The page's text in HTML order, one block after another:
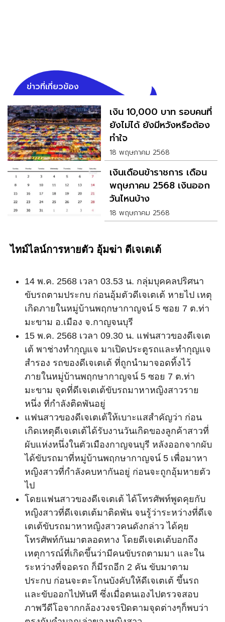
ข่าวที่เกี่ยวข้อง
เงิน 10,000 บาท รอบคนที่
ยังไม่ได้ ยังมีหวังหรือต้อง
ทำใจ
18 พฤษภาคม 2568
เงินเดือนข้าราชการ เดือน
พฤษภาคม 2568 เงินออก
วันไหนบ้าง
18 พฤษภาคม 2568
ไทม์ไลน์การหายตัว อุ้มฆ่า ดีเจเตเต้
14 พ.ค. 2568 เวลา 03.53 น. กลุ่มบุคคลปริศนา
ขับรถตามประกบ ก่อนอุ้มตัวดีเจเตเต้ หายไป เหตุ
เกิดภายในหมู่บ้านพฤกษากาญจน์ 5 ซอย 7 ต.ท่า
มะขาม อ.เมือง จ.กาญจนบุรี
15 พ.ค. 2568 เวลา 09.30 น. แฟนสาวของดีเจเต
เต้ พาช่างทำกุญแจ มาเปิดประตูรถและทำกุญแจ
สำรอง รถของดีเจเตเต้ ที่ถูกนำมาจอดทิ้งไว้
ภายในหมู่บ้านพฤกษากาญจน์ 5 ซอย 7 ต.ท่า
มะขาม จุดที่ดีเจเตเต้ขับรถมาหาหญิงสาวราย
หนึ่ง ที่กำลังติดพันอยู่
แฟนสาวของดีเจเตเต้ให้เบาะแสสำคัญว่า ก่อน
เกิดเหตุดีเจเตเต้ได้รับงานวันเกิดของลูกค้าสาวที่
ผับแห่งหนึ่งในตัวเมืองกาญจนบุรี หลังออกจากผับ
ได้ขับรถมาที่หมู่บ้านพฤกษากาญจน์ 5 เพื่อมาหา
หญิงสาวที่กำลังคบหากันอยู่ ก่อนจะถูกอุ้มหายตัว
ไป
โดยแฟนสาวของดีเจเตเต้ ได้โทรศัพท์พูดคุยกับ
หญิงสาวที่ดีเจเตเต้มาติดพัน จนรู้ว่าระหว่างที่ดีเจ
เตเต้ขับรถมาหาหญิงสาวคนดังกล่าว ได้คุย
โทรศัพท์กันมาตลอดทาง โดยดีเจเตเต้บอกถึง
เหตุการณ์ที่เกิดขึ้นว่ามีคนขับรถตามมา และใน
ระหว่างที่จอดรถ ก็มีรถอีก 2 คัน ขับมาตาม
ประกบ ก่อนจะตะโกนบังคับให้ดีเจเตเต้ ขึ้นรถ
และขับออกไปทันที ซึ่งเมื่อตนเองไปตรวจสอบ
ภาพวีดีโอจากกล้องวงจรปิดตามจุดต่างๆก็พบว่า